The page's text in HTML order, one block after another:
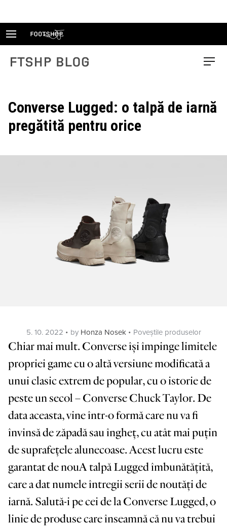
FTSHP blog Menu
Converse Lugged: o talpă de iarnă
pregătită pentru orice
Posted
on
5. 10. 2022 by Honza Nosek Categories
Poveștile produselor
Chiar mai mult. Converse își împinge limitele
propriei game cu o altă versiune modificată a
unui clasic extrem de popular, cu o istorie de
peste un secol – Converse Chuck Taylor. De
data aceasta, vine într-o formă care nu va fi
învinsă de zăpadă sau îngheț, cu atât mai puțin
de suprafețele alunecoase. Acest lucru este
garantat de nouA talpă Lugged îmbunătățită,
care a dat numele întregii serii de noutăți de
iarnă. Salută-i pe cei de la Converse Lugged, o
linie de produse care înseamnă că nu va trebui